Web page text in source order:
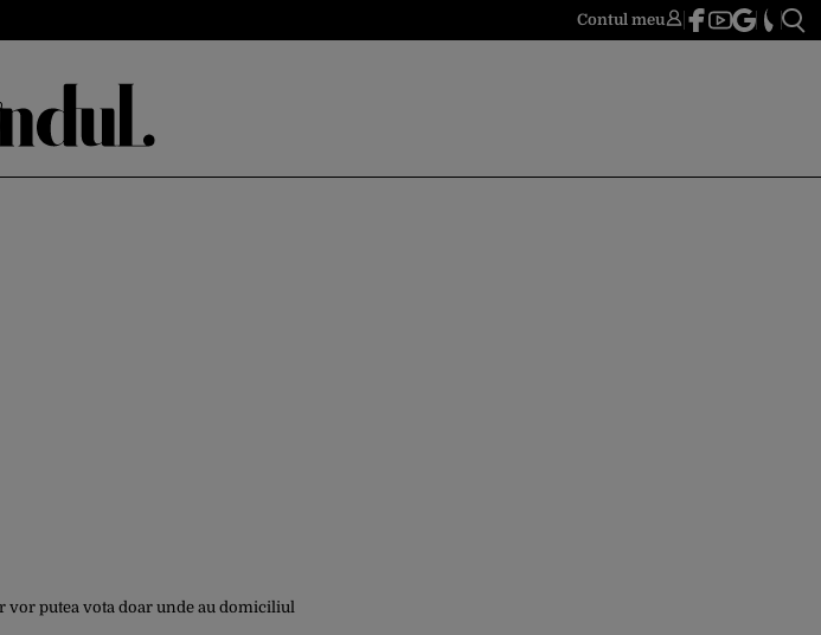
Contul meu
vor putea vota doar unde au domiciliul